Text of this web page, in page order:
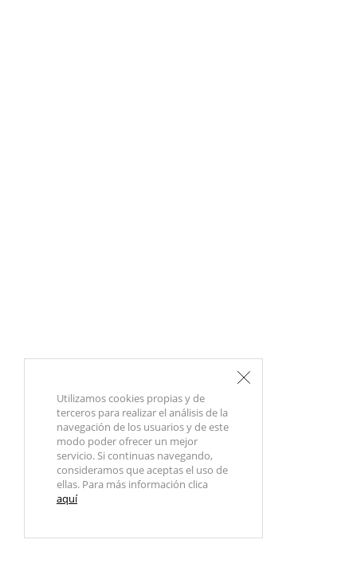
Utilizamos cookies propias y de
terceros para realizar el análisis de la
navegación de los usuarios y de este
modo poder ofrecer un mejor
servicio. Si continuas navegando,
consideramos que aceptas el uso de
ellas. Para más información clica
aquí